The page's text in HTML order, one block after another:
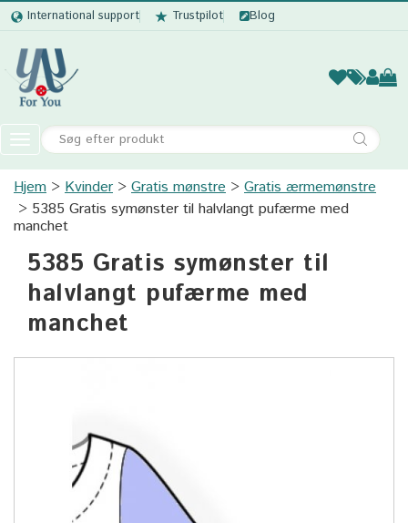
International support Trustpilot Blog
Kvinder
Toggle
navigation
Kvinder
Børn
Accessories
Hjem Kvinder Gratis mønstre
Gratis ærmemønstre
5385 Gratis symønster til halvlangt pufærme med
manchet
5385 Gratis symønster til
halvlangt pufærme med
manchet